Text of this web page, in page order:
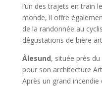
l’un des trajets en train
monde, il offre
de la randonnée au
dégustations de bière
Ålesund, située près
pour son architecture
Après un grand